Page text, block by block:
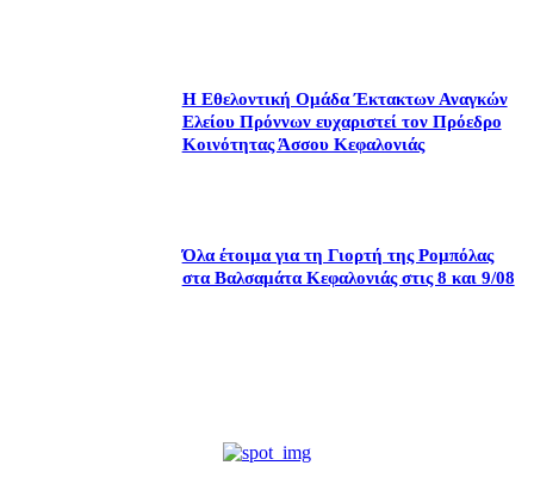
Η Εθελοντική Ομάδα Έκτακτων Αναγκών
Ελείου Πρόννων ευχαριστεί τον Πρόεδρο
Κοινότητας Άσσου Κεφαλονιάς
Όλα έτοιμα για τη Γιορτή της Ρομπόλας
στα Βαλσαμάτα Κεφαλονιάς στις 8 και 9/08